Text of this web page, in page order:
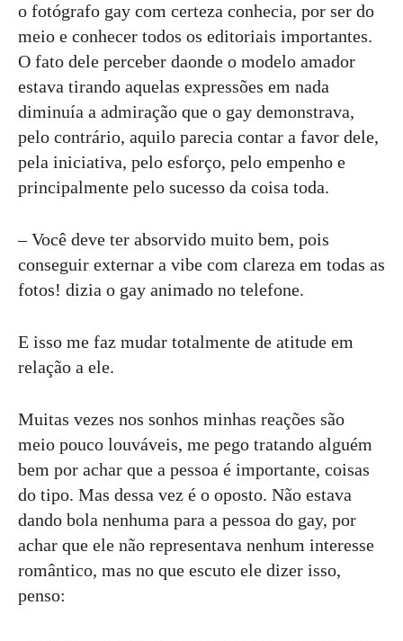
o fotógrafo gay com certeza conhecia, por ser do
meio e conhecer todos os editoriais importantes.
O fato dele perceber daonde o modelo amador
estava tirando aquelas expressões em nada
diminuía a admiração que o gay demonstrava,
pelo contrário, aquilo parecia contar a favor dele,
pela iniciativa, pelo esforço, pelo empenho e
principalmente pelo sucesso da coisa toda.
– Você deve ter absorvido muito bem, pois
conseguir externar a vibe com clareza em todas as
fotos! dizia o gay animado no telefone.
E isso me faz mudar totalmente de atitude em
relação a ele.
Muitas vezes nos sonhos minhas reações são
meio pouco louváveis, me pego tratando alguém
bem por achar que a pessoa é importante, coisas
do tipo. Mas dessa vez é o oposto. Não estava
dando bola nenhuma para a pessoa do gay, por
achar que ele não representava nenhum interesse
romântico, mas no que escuto ele dizer isso,
penso: